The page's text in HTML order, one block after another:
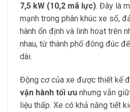
7,5 kW (10,2 mã lực). Đây là
mạnh trong phân khúc xe số,
hành ổn định và linh hoạt trên
nhau, từ thành phố đông đúc
dài.
Động cơ của xe được thiết kế
vận hành tối ưu nhưng vẫn
liệu thấp. Xe có khả năng tiết